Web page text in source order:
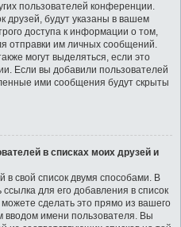
пользователей конференции.
друзей, будут указаны в вашем
доступа к информации о том,
отправки им личных сообщений.
могут выделяться, если это
Если вы добавили пользователей
ими сообщения будут скрыты
в списках моих друзей и
в свой список двумя способами. В
для его добавления в список
сделать это прямо из вашего
вводом имени пользователя. Вы